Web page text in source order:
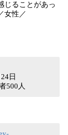
じることがあっ
女性／
日
500人